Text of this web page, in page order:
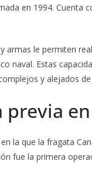
en 1994. Cuenta
armas le permiten
naval. Estas
y alejados
previa
la que la fragata
fue la primera